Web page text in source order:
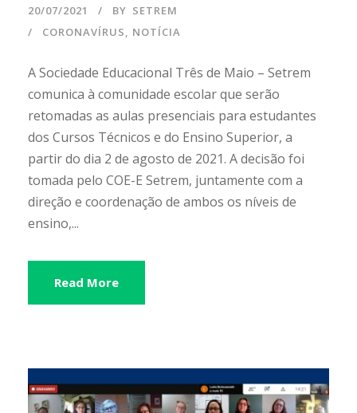
20/07/2021 BY SETREM
CORONAVÍRUS, NOTÍCIA
A Sociedade Educacional Três de Maio – Setrem
comunica à comunidade escolar que serão
retomadas as aulas presenciais para estudantes
dos Cursos Técnicos e do Ensino Superior, a
partir do dia 2 de agosto de 2021. A decisão foi
tomada pelo COE-E Setrem, juntamente com a
direção e coordenação de ambos os níveis de
ensino,...
Read More